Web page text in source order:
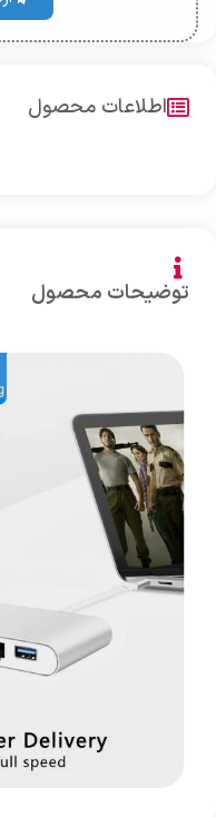
توضیحات محصول
اطلاعات محصول